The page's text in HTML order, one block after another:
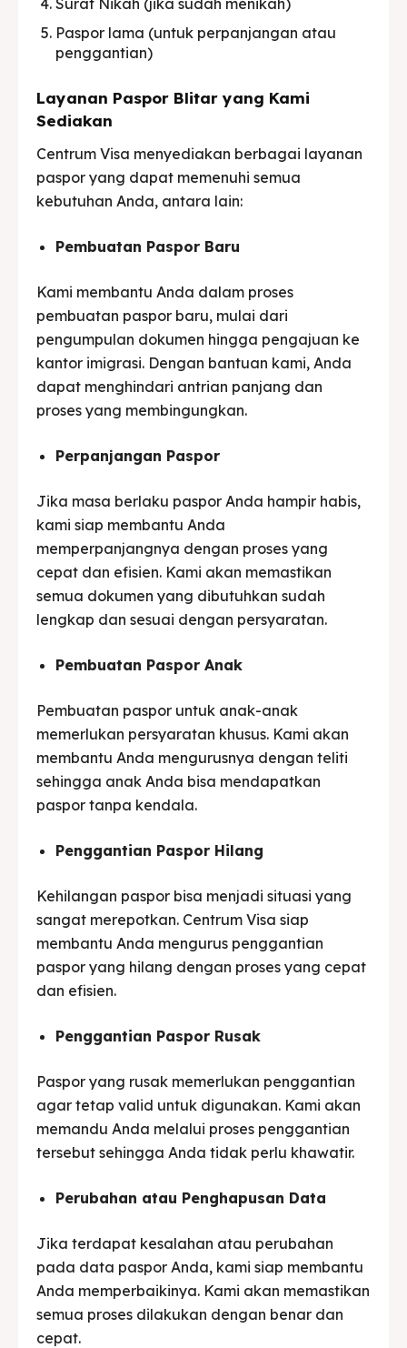
Paspor lama (untuk perpanjangan atau
penggantian)
Layanan Paspor Blitar yang Kami
Sediakan
Centrum Visa menyediakan berbagai layanan
paspor yang dapat memenuhi semua
kebutuhan Anda, antara lain:
Pembuatan Paspor Baru
Kami membantu Anda dalam proses
pembuatan paspor baru, mulai dari
pengumpulan dokumen hingga pengajuan ke
kantor imigrasi. Dengan bantuan kami, Anda
dapat menghindari antrian panjang dan
proses yang membingungkan.
Perpanjangan Paspor
Jika masa berlaku paspor Anda hampir habis,
kami siap membantu Anda
memperpanjangnya dengan proses yang
cepat dan efisien. Kami akan memastikan
semua dokumen yang dibutuhkan sudah
lengkap dan sesuai dengan persyaratan.
Pembuatan Paspor Anak
Pembuatan paspor untuk anak-anak
memerlukan persyaratan khusus. Kami akan
membantu Anda mengurusnya dengan teliti
sehingga anak Anda bisa mendapatkan
paspor tanpa kendala.
Penggantian Paspor Hilang
Kehilangan paspor bisa menjadi situasi yang
sangat merepotkan. Centrum Visa siap
membantu Anda mengurus penggantian
paspor yang hilang dengan proses yang cepat
dan efisien.
Penggantian Paspor Rusak
Paspor yang rusak memerlukan penggantian
agar tetap valid untuk digunakan. Kami akan
memandu Anda melalui proses penggantian
tersebut sehingga Anda tidak perlu khawatir.
Perubahan atau Penghapusan Data
Jika terdapat kesalahan atau perubahan
pada data paspor Anda, kami siap membantu
Anda memperbaikinya. Kami akan memastikan
semua proses dilakukan dengan benar dan
cepat.